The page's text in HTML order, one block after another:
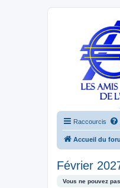
Raccourcis
Accueil du
Février
Vous ne pouvez